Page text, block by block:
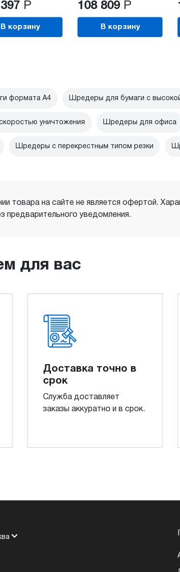
Р
В корзину
108 809 Р
В корзину
формата А4 Шредеры для бумаги с
уничтожения Шредеры для офиса
Шредеры с перекрестным типом резки
товара на сайте не является офертой.
предварительного уведомления.
для вас
Доставка точно в
срок
Служба доставляет
заказы аккуратно и в срок.